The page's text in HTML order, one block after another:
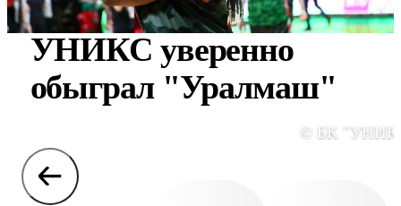
УНИКС уверенно
обыграл "Уралмаш"
© БК